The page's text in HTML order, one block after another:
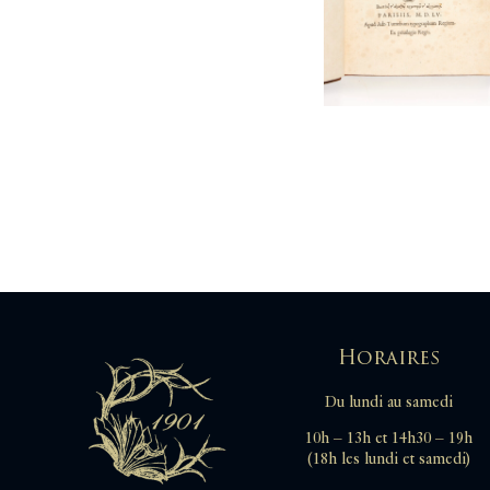
Horaires
Du lundi au samedi
10h – 13h et 14h30 – 19h
(18h les lundi et samedi)